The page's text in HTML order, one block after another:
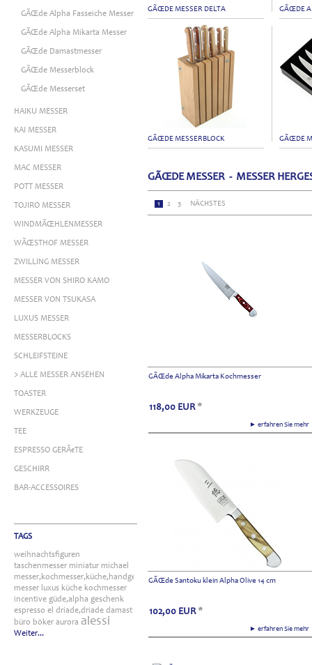
GÃŒde Alpha Fasseiche Messer
GÃŒde Alpha Mikarta Messer
GÃŒde Damastmesser
GÃŒde Messerblock
GÃŒde Messerset
HAIKU MESSER
KAI MESSER
KASUMI MESSER
MAC MESSER
POTT MESSER
TOJIRO MESSER
WINDMÃŒHLENMESSER
WÃŒSTHOF MESSER
ZWILLING MESSER
MESSER VON SHIRO KAMO
MESSER VON TSUKASA
LUXUS MESSER
MESSERBLOCKS
SCHLEIFSTEINE
> ALLE MESSER ANSEHEN
TOASTER
WERKZEUGE
TEE
ESPRESSO GERÃ€TE
GESCHIRR
BAR-ACCESSOIRES
TAGS
weihnachtsfiguren
taschenmesser miniatur michael
messer,kochmesser,küche,handgefertigt
messer luxus küche kochmesser
incentive güde,alpha geschenk
espresso el driade,driade damast
büro böker aurora alessi
Weiter...
GÃŒDE MESSER DELTA GÃŒDE
GÃŒDE MESSERBLOCK GÃŒDE
GÃŒDE MESSER - MESSER
1 2 3 NÄCHSTES
GÃŒde Alpha Mikarta Kochmesser
► erfahren Sie
118,00 EUR *
GÃŒde Santoku klein Alpha Olive 14 cm
► erfahren Sie
102,00 EUR *